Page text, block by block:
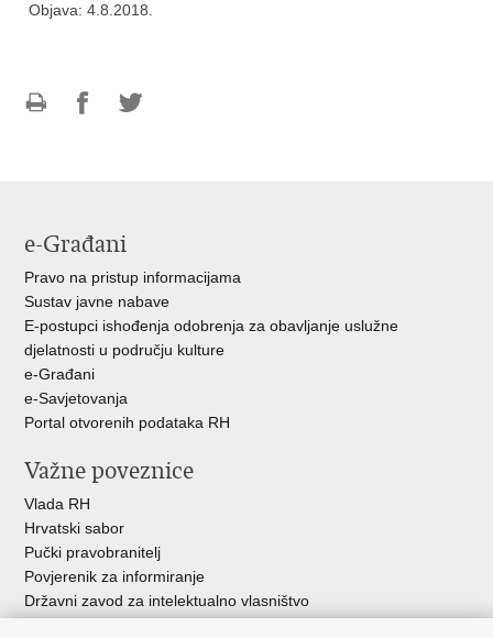
Objava: 4.8.2018.
e-Građani
Pravo na pristup informacijama
Sustav javne nabave
E-postupci ishođenja odobrenja za obavljanje uslužne
djelatnosti u području kulture
e-Građani
e-Savjetovanja
Portal otvorenih podataka RH
Važne poveznice
Vlada RH
Hrvatski sabor
Pučki pravobranitelj
Povjerenik za informiranje
Državni zavod za intelektualno vlasništvo